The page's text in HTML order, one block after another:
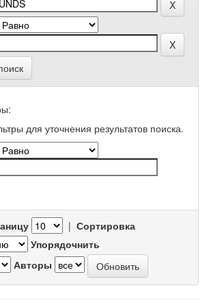
для уточнения результатов поиска.
| Сортировка
Упорядочнить
Авторы